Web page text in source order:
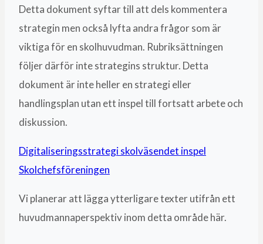
Detta dokument syftar till att dels kommentera
strategin men också lyfta andra frågor som är
viktiga för en skolhuvudman. Rubriksättningen
följer därför inte strategins struktur. Detta
dokument är inte heller en strategi eller
handlingsplan utan ett inspel till fortsatt arbete och
diskussion.
Digitaliseringsstrategi skolväsendet inspel
Skolchefsföreningen
Vi planerar att lägga ytterligare texter utifrån ett
huvudmannaperspektiv inom detta område här.